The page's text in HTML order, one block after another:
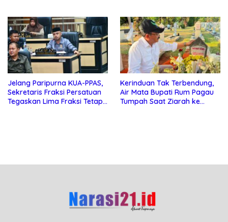
Jelang Paripurna KUA-PPAS,
Sekretaris Fraksi Persatuan
Tegaskan Lima Fraksi Tetap
Kerinduan Tak Terbendung,
Air Mata Bupati Rum Pagau
Tumpah Saat Ziarah ke